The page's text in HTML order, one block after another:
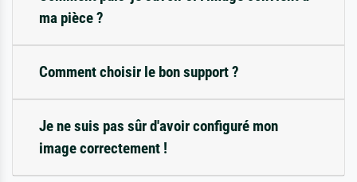
ma pièce ?
Comment choisir le bon support ?
Je ne suis pas sûr d'avoir configuré mon
image correctement !